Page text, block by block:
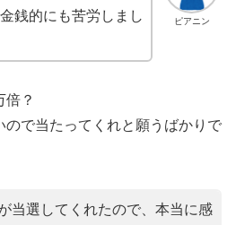
ピアニン
銭的にも苦労しまし
倍？
ので当たってくれと願うばかりで
当選してくれたので、本当に感